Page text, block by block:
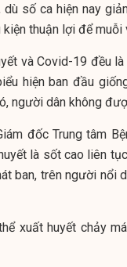
số ca hiện nay
thuận lợi để muỗi
và Covid-19 đều
hiện ban đầu
người dân không
đốc Trung tâm
là sốt cao liên
ban, trên người nổi
xuất huyết chảy